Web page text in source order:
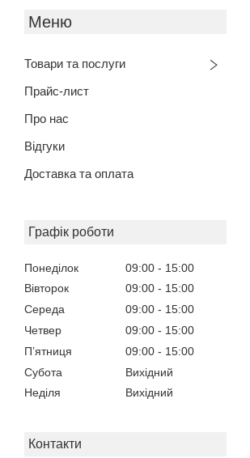
Товари та послуги
Прайс-лист
Про нас
Відгуки
Доставка та оплата
Графік роботи
Понеділок 09:00
15:00
Вівторок
09:00
15:00
Середа
09:00
15:00
Четвер
09:00
15:00
Пʼятниця
09:00
15:00
Субота
Вихідний
Неділя
Вихідний
Контакти